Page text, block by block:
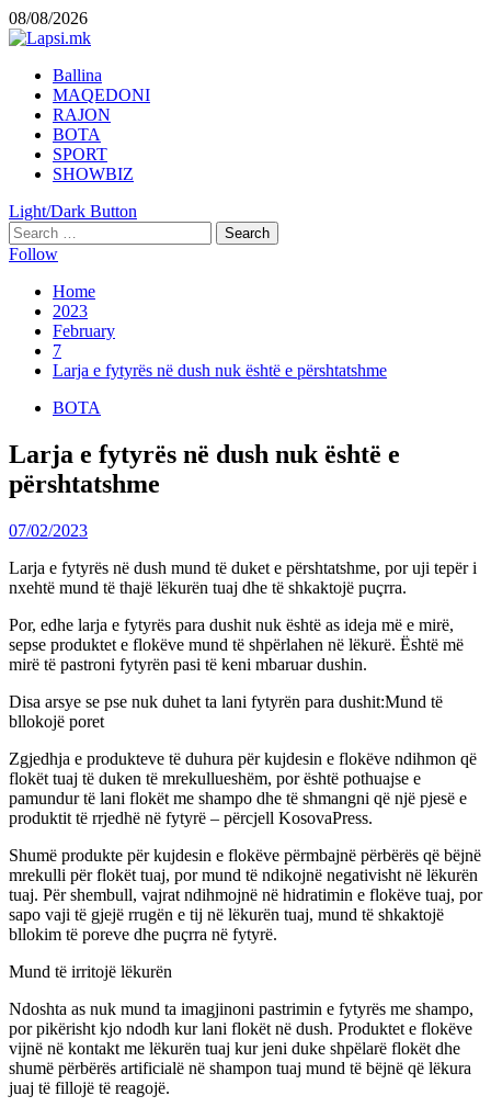
Skip
to
08/08/2026
Primary
Menu
Ballina
MAQEDONI
RAJON
BOTA
SPORT
SHOWBIZ
Light/Dark Button
Search
for:
Follow
Home
2023
February
7
Larja e fytyrës në dush nuk është e përshtatshme
BOTA
Larja e fytyrës në dush nuk është e
përshtatshme
07/02/2023
Larja e fytyrës në dush mund të duket e përshtatshme, por uji tepër i
nxehtë mund të thajë lëkurën tuaj dhe të shkaktojë puçrra.
Por, edhe larja e fytyrës para dushit nuk është as ideja më e mirë,
sepse produktet e flokëve mund të shpërlahen në lëkurë. Është më
mirë të pastroni fytyrën pasi të keni mbaruar dushin.
Disa arsye se pse nuk duhet ta lani fytyrën para dushit:Mund të
bllokojë poret
Zgjedhja e produkteve të duhura për kujdesin e flokëve ndihmon që
flokët tuaj të duken të mrekullueshëm, por është pothuajse e
pamundur të lani flokët me shampo dhe të shmangni që një pjesë e
produktit të rrjedhë në fytyrë – përcjell KosovaPress.
Shumë produkte për kujdesin e flokëve përmbajnë përbërës që bëjnë
mrekulli për flokët tuaj, por mund të ndikojnë negativisht në lëkurën
tuaj. Për shembull, vajrat ndihmojnë në hidratimin e flokëve tuaj, por
sapo vaji të gjejë rrugën e tij në lëkurën tuaj, mund të shkaktojë
bllokim të poreve dhe puçrra në fytyrë.
Mund të irritojë lëkurën
Ndoshta as nuk mund ta imagjinoni pastrimin e fytyrës me shampo,
por pikërisht kjo ndodh kur lani flokët në dush. Produktet e flokëve
vijnë në kontakt me lëkurën tuaj kur jeni duke shpëlarë flokët dhe
shumë përbërës artificialë në shampon tuaj mund të bëjnë që lëkura
juaj të fillojë të reagojë.